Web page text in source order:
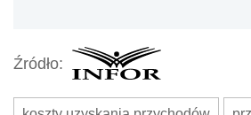
Źródło: